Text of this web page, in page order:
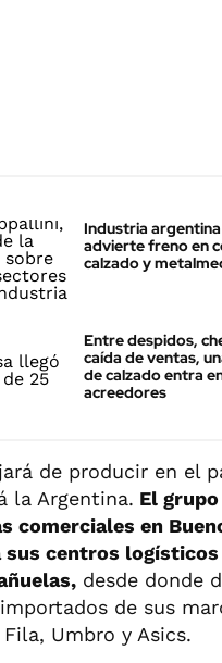
Industria
advierte freno en
calzado y
Entre despidos,
caída de ventas,
de calzado entra
acreedores
de producir en el
la Argentina. El
comerciales en
sus centros logísticos
desde donde
de sus
Umbro y Asics.